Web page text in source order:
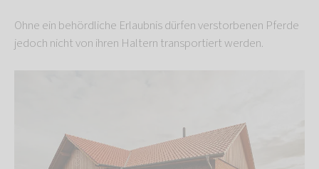
Ohne ein behördliche Erlaubnis dürfen verstorbenen Pferde
jedoch nicht von ihren Haltern transportiert werden.